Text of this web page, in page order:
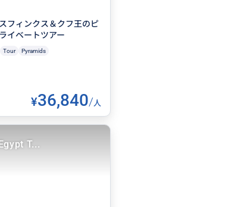
フィンクス＆クフ王のピ
イベートツアー
Tour Pyramids
¥36,840/人
T...